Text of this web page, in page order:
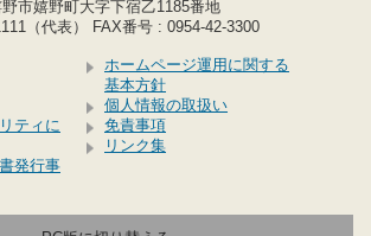
市嬉野町大字下宿乙1185番地
（代表） FAX番号 : 0954-42-3300
ホームページ運用に関する
基本方針
個人情報の取扱い
ティに
免責事項
リンク集
発行事